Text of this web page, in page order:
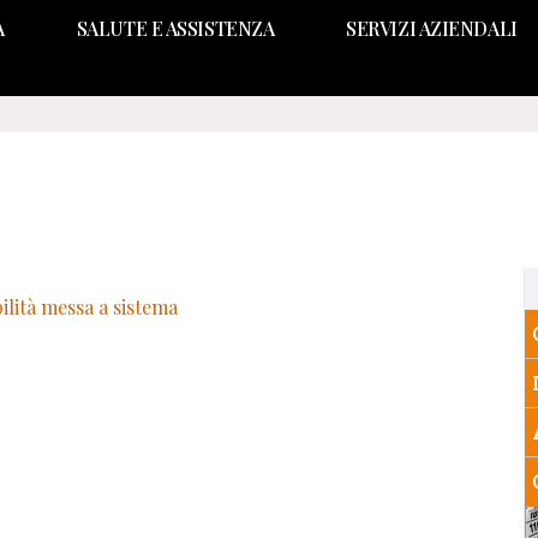
SALUTE E ASSISTENZA SERVIZI AZIENDALI
messa a sistema